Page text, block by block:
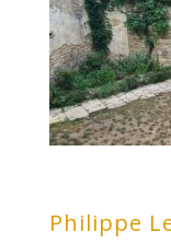
Philippe